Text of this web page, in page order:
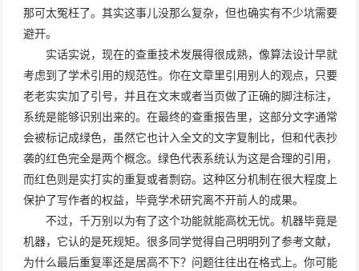
那可太冤枉了。其实这事儿没那么复杂，但也确实有不少坑需要
避开。
实话实说，现在的查重技术发展得很成熟，像算法设计早就
考虑到了学术引用的规范性。你在文章里引用别人的观点，只要
老老实实加了引号，并且在文末或者当页做了正确的脚注标注，
系统是能够识别出来的。在最终的查重报告里，这部分文字通常
会被标记成绿色，虽然它也计入全文的文字复制比，但和代表抄
袭的红色完全是两个概念。绿色代表系统认为这是合理的引用，
而红色则是实打实的重复或者剽窃。这种区分机制在很大程度上
保护了写作者的权益，毕竟学术研究离不开前人的成果。
不过，千万别以为有了这个功能就能高枕无忧。机器毕竟是
机器，它认的是死规矩。很多同学觉得自己明明列了参考文献，
为什么最后重复率还是居高不下？问题往往出在格式上。你可能